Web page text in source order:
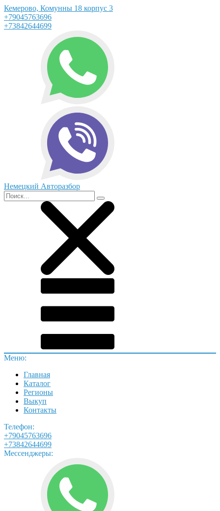
Кемерово, Комунны 18 корпус 3
+79045763696
+73842644699
Немецкий Авторазбор
Меню:
Главная
Каталог
Регионы
Выкуп
Контакты
Телефон:
+79045763696
+73842644699
Мессенджеры: